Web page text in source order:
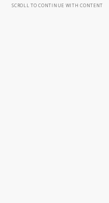
SCROLL TO CONTINUE WITH CONTENT